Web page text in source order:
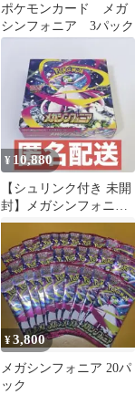
ポケモンカード メガ
シンフォニア 3パック
¥ 10,880
【シュリンク付き 未開
封】メガシンフォニア
1BOX
¥3,800
メガシンフォニア 20パ
ック